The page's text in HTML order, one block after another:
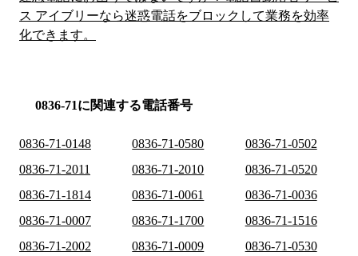
ス アイブリーなら迷惑電話をブロックして業務を効率
化できます。
0836-71に関連する電話番号
0836-71-0148 0836-71-0580
0836-71-0502
0836-71-2011
0836-71-2010
0836-71-0520
0836-71-1814
0836-71-0061
0836-71-0036
0836-71-0007
0836-71-1700
0836-71-1516
0836-71-2002
0836-71-0009
0836-71-0530